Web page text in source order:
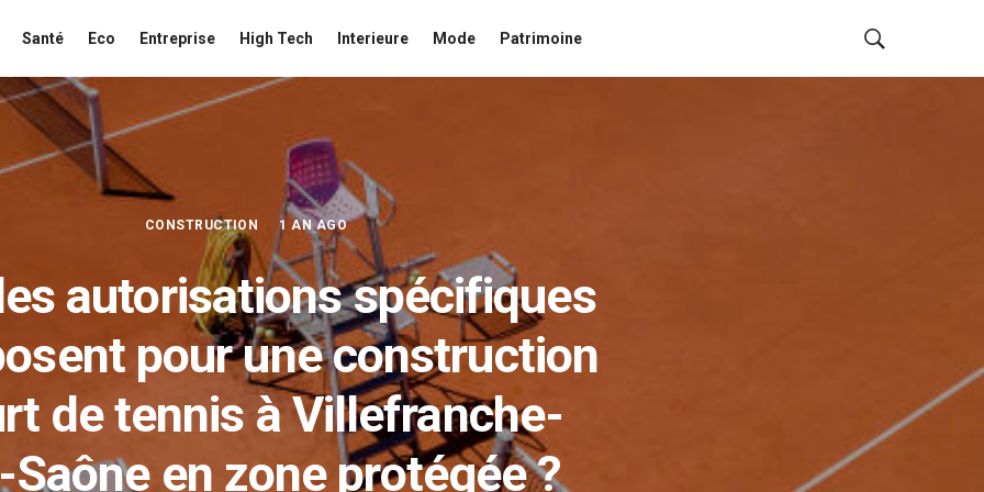
Santé Eco Entreprise High Tech Interieure Mode Patrimoine
CONSTRUCTION 1 AN AGO
autorisations spécifiques
pour une construction
de tennis à Villefranche-
en zone protégée ?